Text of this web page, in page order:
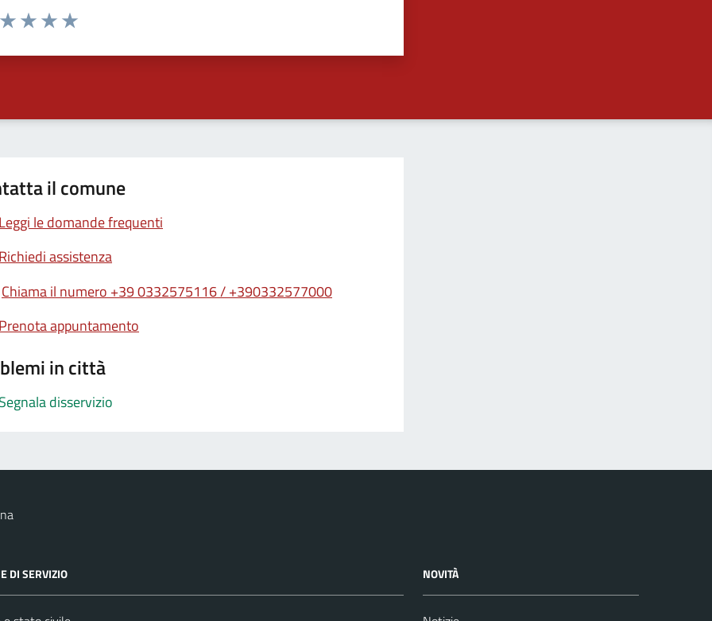
da 1 a 5 stelle la pagina
il comune
Leggi le domande frequenti
Richiedi assistenza
Chiama il numero +39 0332575116 / +390332577000
Prenota appuntamento
in città
Segnala disservizio
DI SERVIZIO NOVITÀ